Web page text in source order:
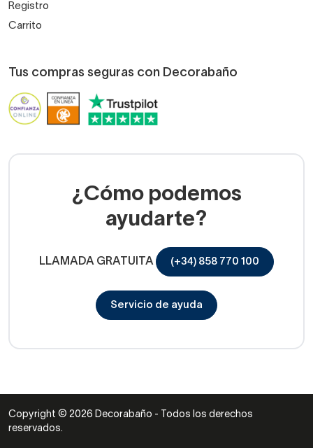
Registro
Carrito
Tus compras seguras con Decorabaño
¿Cómo podemos
ayudarte?
LLAMADA GRATUITA (+34) 858 770 100
Servicio de ayuda
Copyright © 2026 Decorabaño - Todos los derechos
reservados.